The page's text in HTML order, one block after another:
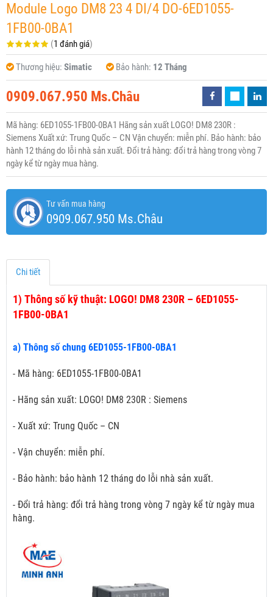
Module Logo DM8 23 4 DI/4 DO-6ED1055-
1FB00-0BA1
(1 đánh giá)
Thương hiệu: Simatic Bảo hành: 12 Tháng
0909.067.950 Ms.Châu
Mã hàng: 6ED1055-1FB00-0BA1 Hãng sản xuất LOGO! DM8 230R :
Siemens Xuất xứ: Trung Quốc – CN Vận chuyển: miễn phí. Bảo hành: bảo
hành 12 tháng do lỗi nhà sản xuất. Đổi trả hàng: đổi trả hàng trong vòng 7
ngày kể từ ngày mua hàng.
Tư vấn mua hàng
0909.067.950 Ms.Châu
Chi tiết
1) Thông số kỹ thuật: LOGO! DM8 230R – 6ED1055-
1FB00-0BA1
a) Thông số chung 6ED1055-1FB00-0BA1
- Mã hàng: 6ED1055-1FB00-0BA1
- Hãng sản xuất: LOGO! DM8 230R : Siemens
- Xuất xứ: Trung Quốc – CN
- Vận chuyển: miễn phí.
- Bảo hành: bảo hành 12 tháng do lỗi nhà sản xuất.
- Đổi trả hàng: đổi trả hàng trong vòng 7 ngày kể từ ngày mua
hàng.